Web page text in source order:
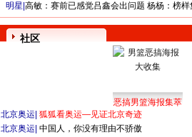
明星| 高敏：赛前已感觉吕鑫会出问题 杨杨：榜样
社区
恶搞男篮海报集萃
北京奥运 狐狐看奥运—见证北京奇迹
北京奥运 中国人，你没有理由不骄傲